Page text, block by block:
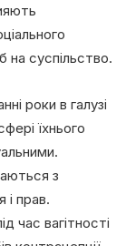
на суспільство.
роки в галузі
їхнього
з
і прав.
час вагітності